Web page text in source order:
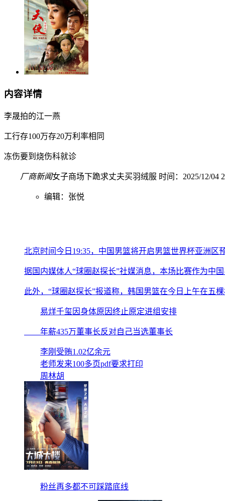
内容详情
李晟拍的江一燕
工行存100万存20万利率相同
冻伤要到烧伤科就诊
厂商新闻女子商场下跪求丈夫买羽绒服 时间：2025/12/04
编辑：张悦
北京时间今日19:35，中国男篮将开启男篮世界杯亚洲
据国内媒体人“球圈赵探长”社媒消息，本场比赛作为中
此外，“球圈赵探长”报道称，韩国男篮在今日上午在五
易烊千玺因身体原因终止原定进组安排
年薪435万董事长反对自己当选董事长
李刚受贿1.02亿余元
老师发来100多页pdf要求打印
周林胡
粉丝再多都不可踩踏底线